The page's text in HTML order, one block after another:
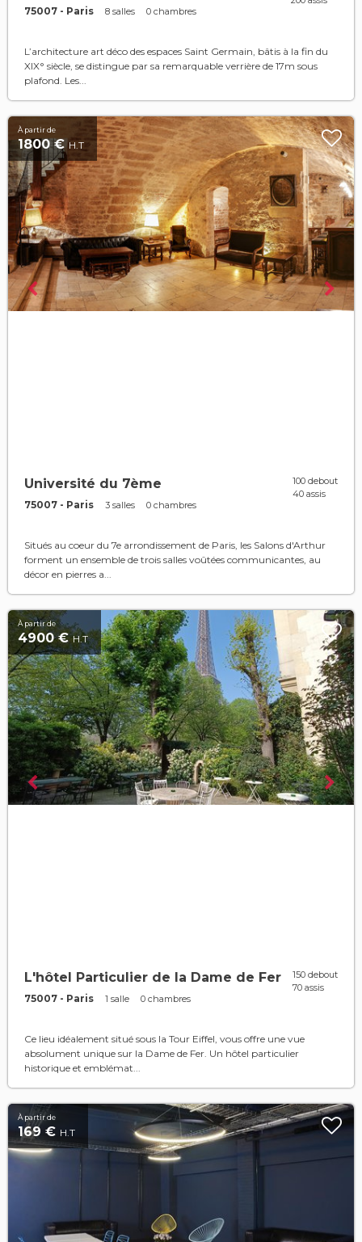
75007 - Paris 8 salles 0 chambres
L’architecture art déco des espaces Saint Germain, bâtis à la fin du
XIX° siècle, se distingue par sa remarquable verrière de 17m sous
plafond. Les...
À partir de
1800 € H.T
Université du 7ème
75007 - Paris 3 salles 0 chambres
100 debout
40 assis
Situés au coeur du 7e arrondissement de Paris, les Salons d'Arthur
forment un ensemble de trois salles voûtées communicantes, au
décor en pierres a...
À partir de
4900 €H.T
L'hôtel Particulier de la Dame de Fer
75007 - Paris 1 salle 0 chambres
150 debout
70 assis
Ce lieu idéalement situé sous la Tour Eiffel, vous offre une vue
absolument unique sur la Dame de Fer. Un hôtel particulier
historique et emblémat...
À partir de
169 € H.T